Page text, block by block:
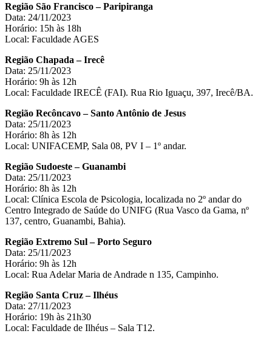
Região São Francisco – Paripiranga
Data: 24/11/2023
Horário: 15h às 18h
Local: Faculdade AGES
Região Chapada – Irecê
Data: 25/11/2023
Horário: 9h às 12h
Local: Faculdade IRECÊ (FAI). Rua Rio Iguaçu, 397, Irecê/BA.
Região Recôncavo – Santo Antônio de Jesus
Data: 25/11/2023
Horário: 8h às 12h
Local: UNIFACEMP, Sala 08, PV I – 1º andar.
Região Sudoeste – Guanambi
Data: 25/11/2023
Horário: 8h às 12h
Local: Clínica Escola de Psicologia, localizada no 2º andar do
Centro Integrado de Saúde do UNIFG (Rua Vasco da Gama, nº
137, centro, Guanambi, Bahia).
Região Extremo Sul – Porto Seguro
Data: 25/11/2023
Horário: 9h às 12h
Local: Rua Adelar Maria de Andrade n 135, Campinho.
Região Santa Cruz – Ilhéus
Data: 27/11/2023
Horário: 19h às 21h30
Local: Faculdade de Ilhéus – Sala T12.